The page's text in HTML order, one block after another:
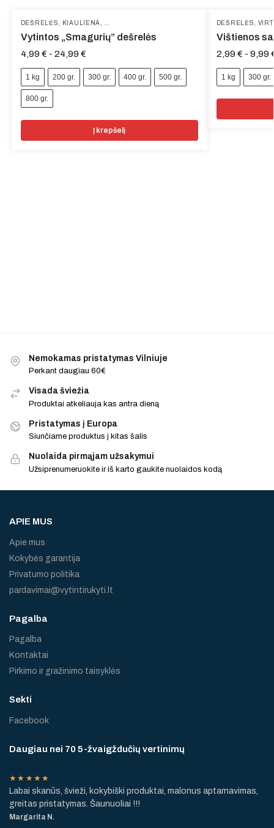
DEŠRELĖS KIAULIENA UŽKANDŽIAI,VYTINTA
Vytintos „Smagurių” dešrelės
4,99 € - 24,99 €
1 kg 200 gr. 300 gr. 400 gr. 500 gr.
800 gr.
Į krepšelį
DEŠRELĖS
Vištienos
2,99 € - 9,99
1 kg 300 gr.
Nemokamas pristatymas Vilniuje
Perkant daugiau 60€
Visada šviežia
Produktai atkeliauja kas antra dieną
Pristatymas į Europa
Siunčiame produktus į kitas šalis
Nuolaida pirmąjam užsakymui
Užsiprenumeruokite ir iš karto gaukite nuolaidos kodą
APIE MUS
Apie mus
Kokybės garantija
Privatumo politika
pardavimai@vytintirukyti.lt
Pagalba
Pagalba
Kontaktai
Pirkimo ir gražinimo taisyklės
Sekti
Facebook
Daugiau nei 70 5-žvaigždučių vertinimų
★★★★★
Labai skanūs, švieži, kokybiški produktai, malonus aptarnavimas,
greitas pristatymas. Šaunuoliai !!!
Margarita N.